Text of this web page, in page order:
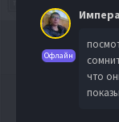
Офлайн
что